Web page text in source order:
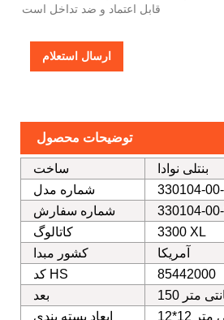
قابل اعتماد و ضد تداخل است
ارسال استعلام
توضیحات محصول
ساخت
بنتلی نوادا
شماره مدل
330104-
شماره سفارش
330104-
کاتالوگ
3300 XL
کشور مبدا
آمریکا
کد HS
85442000
بعد
متر
ابعاد بسته بندی
متر